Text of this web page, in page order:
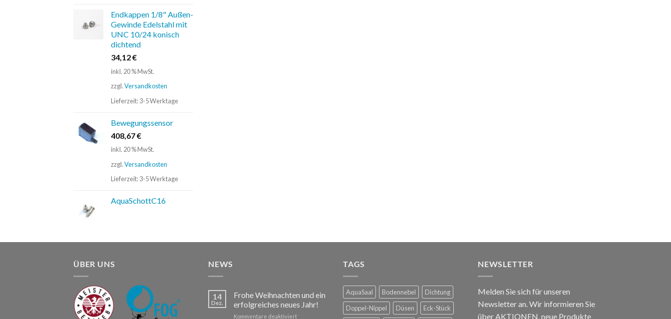
Endkappen 1/8" Außen-
Gewinde Edelstahl mit
UNC 10/24 konisch
dichtend
34,12€
inkl. 20 % MwSt.
zzgl.Versandkosten
Lieferzeit:3-5 Werktage
Bewegungssensor
408,67€
inkl. 20 % MwSt.
zzgl.Versandkosten
Lieferzeit:3-5 Werktage
AquaSchottC16
ÜBER UNS NEWS
14
Dez.
Frohe Weihnachten und ein
erfolgreiches neues Jahr!
Kommentare deaktiviertfür
TAGS
AquaSaal Bodennebel
Dichtung
Doppel-Nippel
Düsen
Eck-Stück
NEWSLETTER
Melden Sie sich für unseren
Newsletter an. Wir informieren Sie
über AKTIONEN, neue Produkte